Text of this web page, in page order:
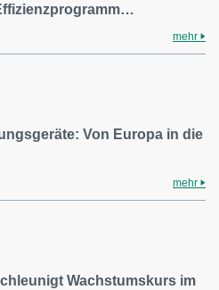
mehr
Von Europa in die
mehr
Wachstumskurs im